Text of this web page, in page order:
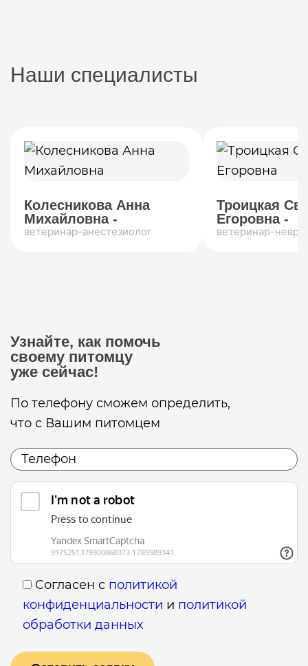
Наши специалисты
Колесникова Анна
Михайловна -
ветеринар-анестезиолог
Троицкая
Егоровна -
ветеринар-
Узнайте, как помочь
своему питомцу
уже сейчас!
По телефону сможем определить,
что с Вашим питомцем
Согласен с политикой
конфиденциальности и политикой
обработки данных